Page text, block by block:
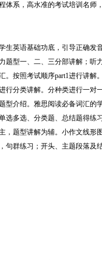
体系，高水准的考试培训名师
生英语基础功底，引导正确
题型一、二、三分部讲解；听
。按照考试顺序part1进行讲解
行分类讲解。分种类进行一对
型介绍。雅思阅读必备词汇的
选多选、分类题、总结题得练
，题型讲解为辅。小作文线
句群练习；开头、主题段落及